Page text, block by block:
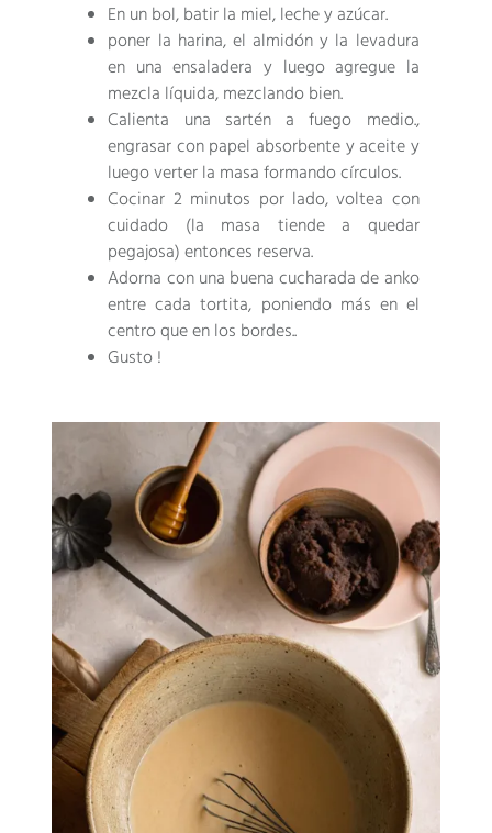
En un bol, batir la miel, leche y azúcar.
poner la harina, el almidón y la levadura
en una ensaladera y luego agregue la
mezcla líquida, mezclando bien.
Calienta una sartén a fuego medio.,
engrasar con papel absorbente y aceite y
luego verter la masa formando círculos.
Cocinar 2 minutos por lado, voltea con
cuidado (la masa tiende a quedar
pegajosa) entonces reserva.
Adorna con una buena cucharada de anko
entre cada tortita, poniendo más en el
centro que en los bordes..
Gusto !